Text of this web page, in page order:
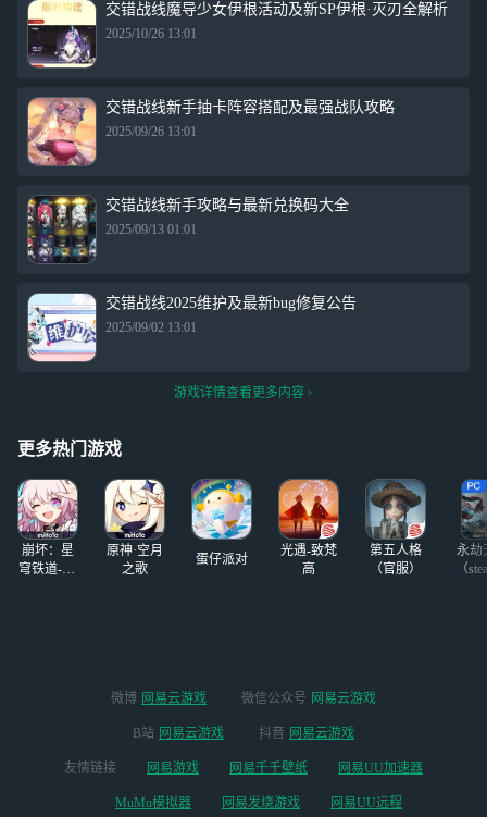
交错战线魔导少女伊根活动及新SP伊根·灭刃全解析
2025/10/26 13:01
交错战线新手抽卡阵容搭配及最强战队攻略
2025/09/26 13:01
交错战线新手攻略与最新兑换码大全
2025/09/13 01:01
交错战线2025维护及最新bug修复公告
2025/09/02 13:01
游戏详情查看更多内容
更多热门游戏
崩坏：星
穹铁道-4.4
原神·空月
之歌
蛋仔派对
光遇-致梵
高
第五人格
（官服）
永劫
（
微博 网易云游戏 微信公众号 网易云游戏
B站 网易云游戏 抖音 网易云游戏
友情链接 网易游戏 网易千千壁纸 网易UU加速器
MuMu模拟器 网易发烧游戏 网易UU远程